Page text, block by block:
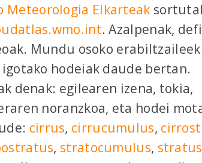
Meteorologia Elkarteak
. Azalpenak,
Mundu osoko
hodeiak daude bertan.
denak: egilearen izena, tokia,
noranzkoa, eta hodei
cirrus, cirrucumulus,
, stratocumulus, stratus